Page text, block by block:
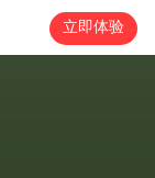
立即体验